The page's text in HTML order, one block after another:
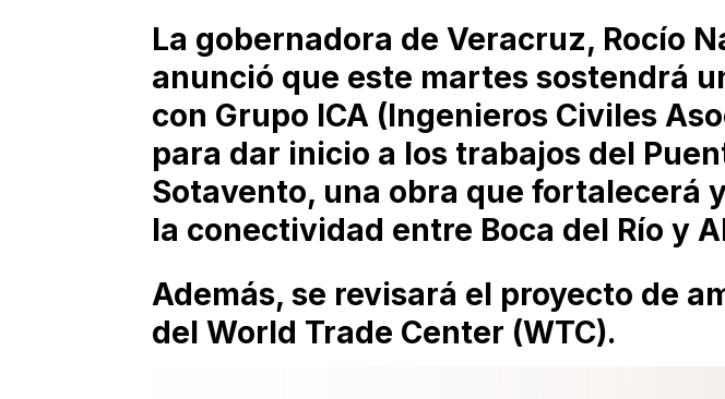
La gobernadora de Veracruz, Rocío
anunció que este martes sostendrá
con Grupo ICA (Ingenieros Civiles
para dar inicio a los trabajos del
Sotavento, una obra que fortalecerá
la conectividad entre Boca del Río y
Además, se revisará el proyecto de
del World Trade Center (WTC).